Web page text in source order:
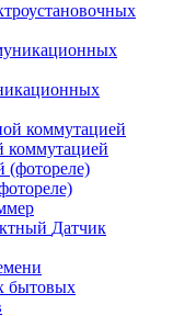
коммутацией
Датчик